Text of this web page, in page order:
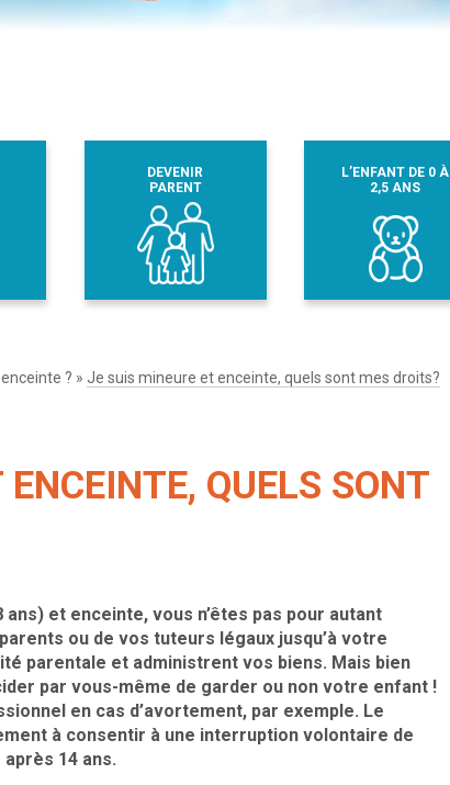
DEVENIR
PARENT
L’ENFANT DE 0 À
2,5 ANS
? » Je suis mineure et enceinte, quels sont mes droits?
QUELS SONT
et enceinte, vous n’êtes pas pour autant
ou de vos tuteurs légaux jusqu’à votre
parentale et administrent vos biens. Mais bien
par vous-même de garder ou non votre enfant !
en cas d’avortement, par exemple. Le
à consentir à une interruption volontaire de
14 ans.